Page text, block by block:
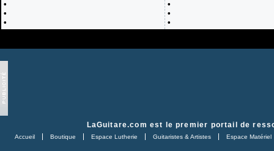
•
•
•
•
•
•
LaGuitare.com est le premier portail de
Accueil Boutique Espace Lutherie Guitaristes & Artistes Espace Matériel